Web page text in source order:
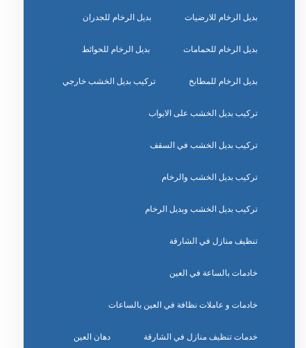
بديل الرخام للارضيات بديل الرخام للجدران
بديل الرخام للحمامات بديل الرخام للحوائط
بديل الرخام للمطابخ تركيب بديل الخشب خارجي
تركيب بديل الخشب على الابواب
تركيب بديل الخشب في السقف
تركيب بديل الخشب والرخام
تركيب بديل الخشب وبديل الرخام
تنظيف منازل في الشارقة
خادمات بالساعة في العين
خادمات و عاملات نظافة في العين بالساعات
خدمات تنظيف منازل في الشارقة دهان العين